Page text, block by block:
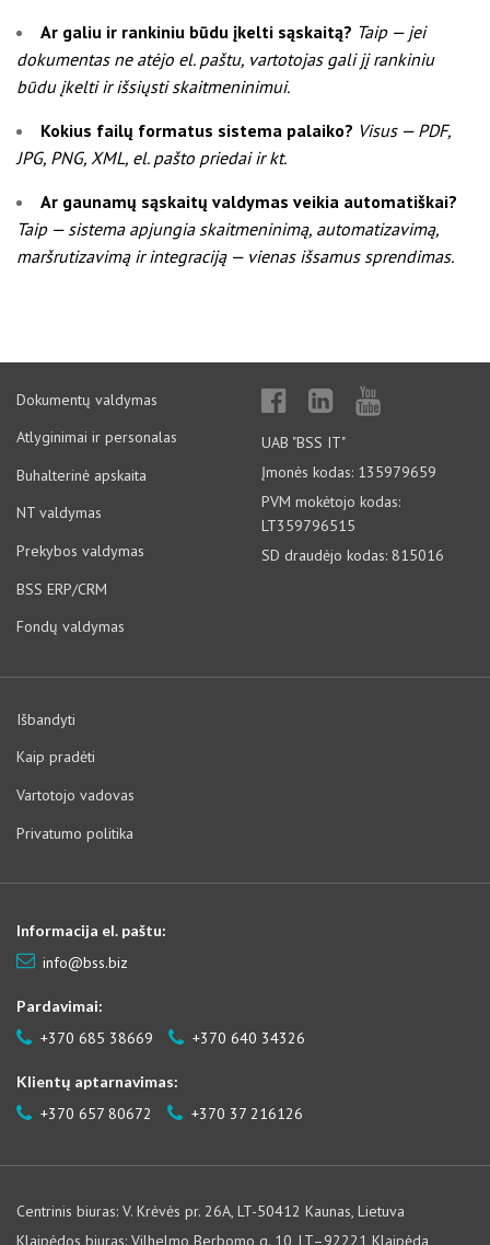
Ar galiu ir rankiniu būdu įkelti sąskaitą? Taip — jei
dokumentas ne atėjo el. paštu, vartotojas gali jį rankiniu
būdu įkelti ir išsiųsti skaitmeninimui.
Kokius failų formatus sistema palaiko? Visus — PDF,
JPG, PNG, XML, el. pašto priedai ir kt.
Ar gaunamų sąskaitų valdymas veikia automatiškai?
Taip — sistema apjungia skaitmeninimą, automatizavimą,
maršrutizavimą ir integraciją — vienas išsamus sprendimas.
Dokumentų valdymas
Atlyginimai ir personalas
Buhalterinė apskaita
NT valdymas
Prekybos valdymas
BSS ERP/CRM
Fondų valdymas
UAB "BSS IT"
Įmonės kodas: 135979659
PVM mokėtojo kodas:
LT359796515
SD draudėjo kodas: 815016
Išbandyti
Kaip pradėti
Vartotojo vadovas
Privatumo politika
Informacija el. paštu:
info@bss.biz
Pardavimai:
+370 685 38669 +370 640 34326
Klientų aptarnavimas:
+370 657 80672 +370 37 216126
Centrinis biuras: V. Krėvės pr. 26A, LT-50412 Kaunas, Lietuva
Klaipėdos biuras: Vilhelmo Berbomo g. 10, LT–92221 Klaipėda,